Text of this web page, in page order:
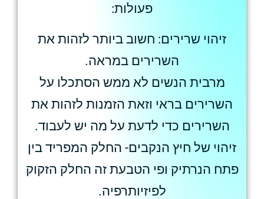
פעולות:
זיהוי שרירים: חשוב ביותר לזהות את
השרירים במראה.
מרבית הנשים לא ממש הסתכלו על
השרירים בראי וזאת הזמנות לזהות את
השרירים כדי לדעת על מה יש לעבוד.
זיהוי של חיץ הנקבים- החלק המפריד בין
פתח הנרתיק ופי הטבעת זה החלק הזקוק
לפיזיותרפיה.